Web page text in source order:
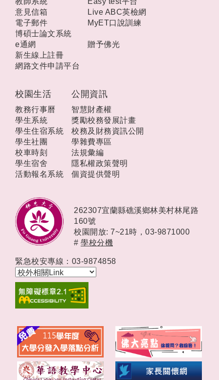
校園生活
教務行事曆
學生系統
學生住宿系統
學生社團
校車時刻
學生宿舍
活動報名系統
公開資訊
智慧財產權
獎勵校務發展計畫
校務及財務資訊公開
學雜費專區
法規彙編
隱私權政策聲明
個資提供聲明
意見信箱
電子郵件
博碩士論文系統
e通網
新生線上註冊
網路文件申請平台
Live ABC英檢網
MyET口說訓練
贈予佛光
262307宜蘭縣礁溪鄉林美村林尾路
160號
校園開放: 7~21時， 03-9871000
# 學校分機
緊急校安專線：03-9874858